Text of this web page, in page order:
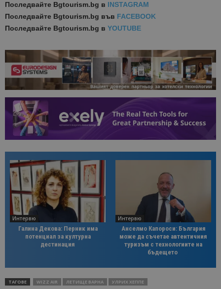
Последвайте Bgtourism.bg в INSTAGRAM
Последвайте Bgtourism.bg във FACEBOOK
Последвайте Bgtourism.bg в YOUTUBE
Интервю
Галина Декова: Перник има
потенциал за културна
дестинация
Интервю
Анселмо Капороси: България
може да съчетае автентичния
туризъм с технологиите на
бъдещето
ТАГОВЕ WIZZ AIR ЛЕТИЩЕ ВАРНА УЛРИХ ХЕППЕ